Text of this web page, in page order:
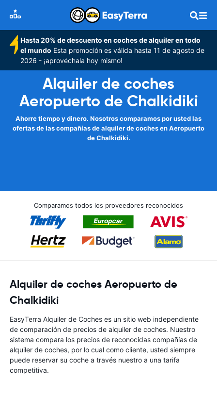
Hasta 20% de descuento en coches de alquiler en todo
el mundo Esta promoción es válida hasta 11 de agosto de
2026 - ¡aprovéchala hoy mismo!
Alquiler de coches
Aeropuerto de Chalkidiki
Ahorre tiempo y dinero. Nosotros comparamos por usted las
ofertas de las compañías de alquiler de coches en Aeropuerto
de Chalkidiki.
Comparamos todos los proveedores reconocidos
Alquiler de coches Aeropuerto de
Chalkidiki
EasyTerra Alquiler de Coches es un sitio web independiente
de comparación de precios de alquiler de coches. Nuestro
sistema compara los precios de reconocidas compañías de
alquiler de coches, por lo cual como cliente, usted siempre
puede reservar su coche a través nuestro a una tarifa
competitiva.